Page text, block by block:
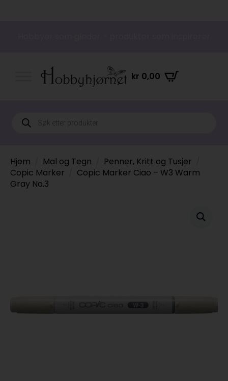
kr 0,00
Products
search
Hjem Mal og Tegn
Penner, Kritt og Tusjer
Copic Marker
Copic Marker Ciao – W3 Warm
Gray No.3